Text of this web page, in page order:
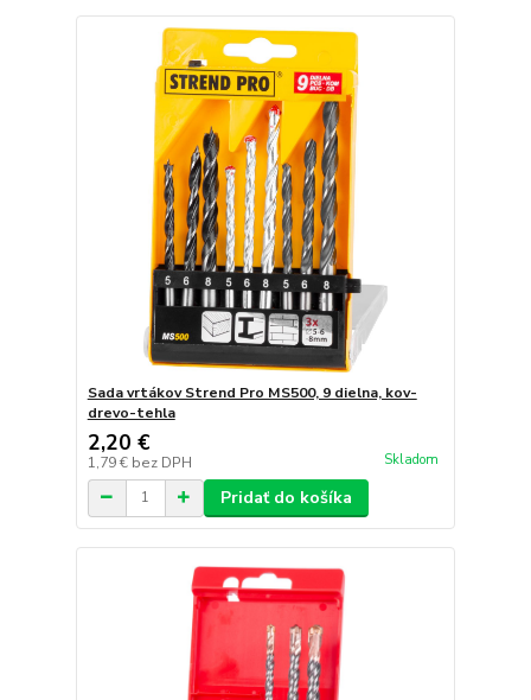
Sada vrtákov Strend Pro MS500, 9 dielna, kov-
drevo-tehla
2,20 €
1,79 € bez DPH Skladom
Pridať do košíka